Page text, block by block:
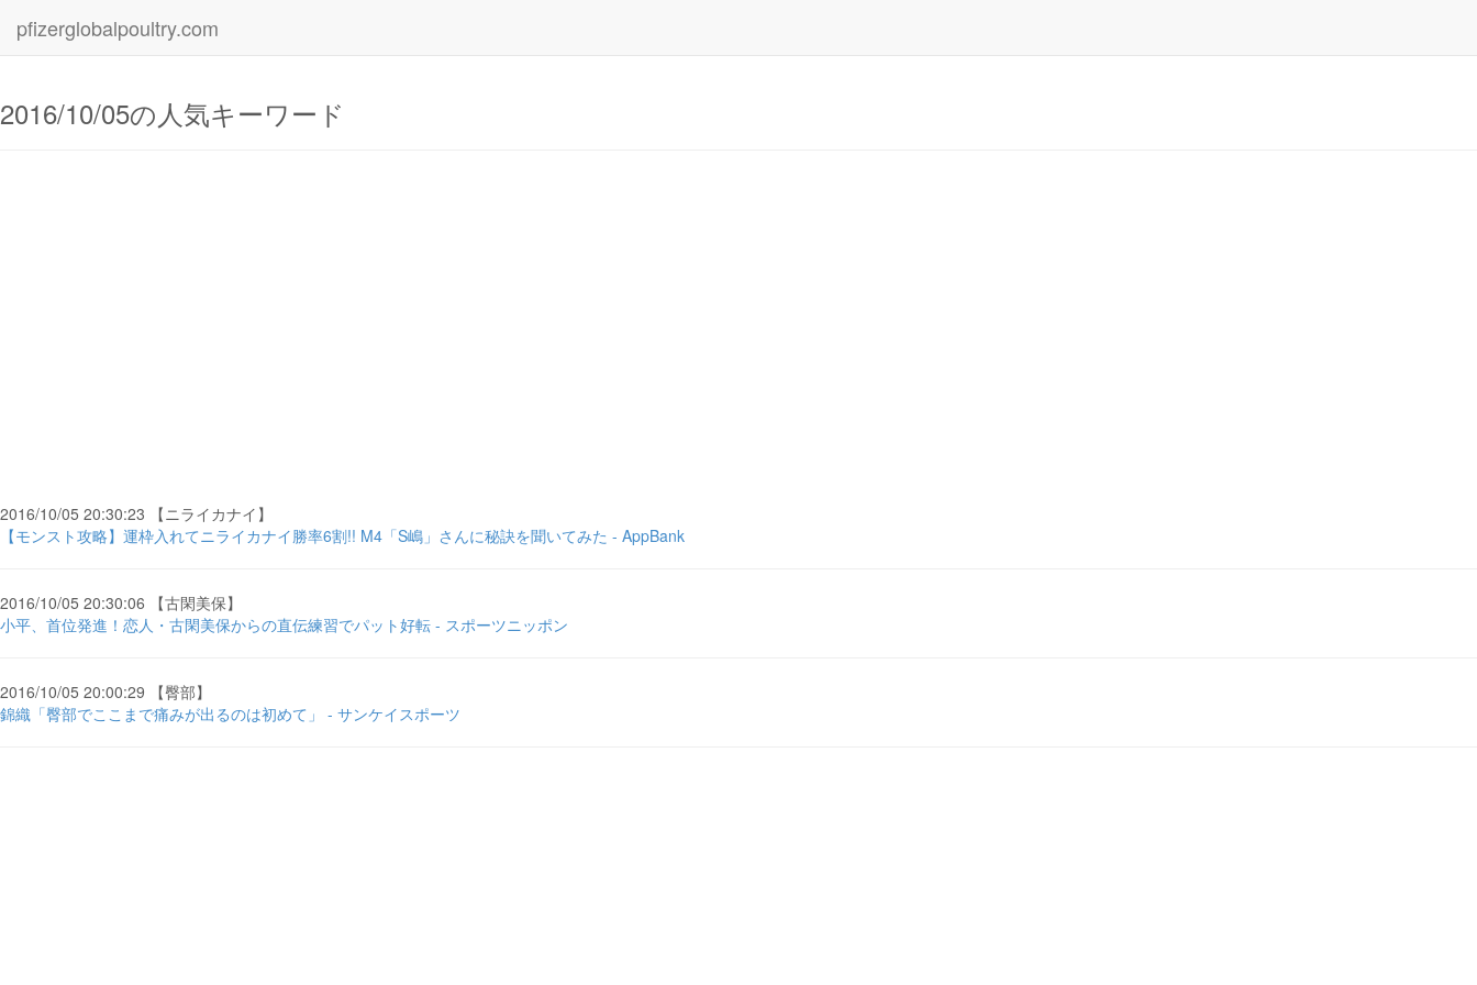
pfizerglobalpoultry.com
2016/10/05の人気キーワード
2016/10/05 20:30:23 【ニライカナイ】
【モンスト攻略】運枠入れてニライカナイ勝率6割!! M4「S嶋」さんに秘訣を聞いてみた - AppBank
2016/10/05 20:30:06 【古閑美保】
小平、首位発進！恋人・古閑美保からの直伝練習でパット好転 - スポーツニッポン
2016/10/05 20:00:29 【臀部】
錦織「臀部でここまで痛みが出るのは初めて」 - サンケイスポーツ